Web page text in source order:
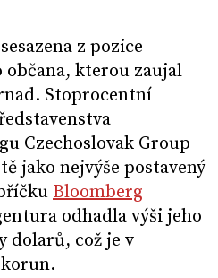
z pozice
občana, kterou zaujal
Stoprocentní
Czechoslovak Group
jako nejvýše postavený
Bloomberg
odhadla výši jeho
dolarů, což je v